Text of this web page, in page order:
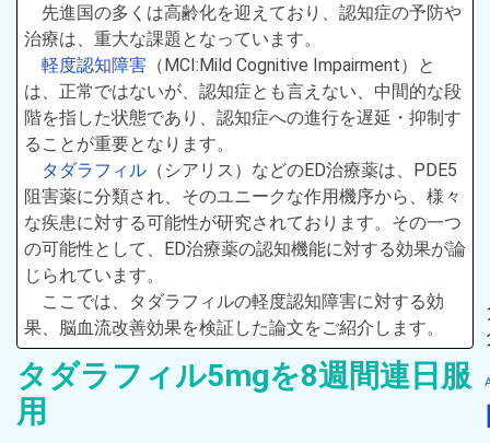
先進国の多くは高齢化を迎えており、認知症の予防や
治療は、重大な課題となっています。
軽度認知障害 （MCI:Mild Cognitive Impairment）と
は、正常ではないが、認知症とも言えない、中間的な段
階を指した状態であり、認知症への進行を遅延・抑制す
ることが重要となります。
タダラフィル （シアリス）などのED治療薬は、PDE5
阻害薬に分類され、そのユニークな作用機序から、様々
な疾患に対する可能性が研究されております。その一つ
の可能性として、ED治療薬の認知機能に対する効果が論
じられています。
ここでは、タダラフィルの軽度認知障害に対する効
果、脳血流改善効果を検証した論文をご紹介します。
タダラフィル5mgを8週間連日服
用